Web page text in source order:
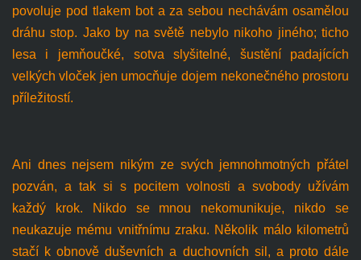
povoluje pod tlakem bot a za sebou nechávám osamělou
dráhu stop. Jako by na světě nebylo nikoho jiného; ticho
lesa i jemňoučké, sotva slyšitelné, šustění padajících
velkých vloček jen umocňuje dojem nekonečného prostoru
příležitostí.
Ani dnes nejsem nikým ze svých jemnohmotných přátel
pozván, a tak si s pocitem volnosti a svobody užívám
každý krok. Nikdo se mnou nekomunikuje, nikdo se
neukazuje mému vnitřnímu zraku. Několik málo kilometrů
stačí k obnově duševních a duchovních sil, a proto dále